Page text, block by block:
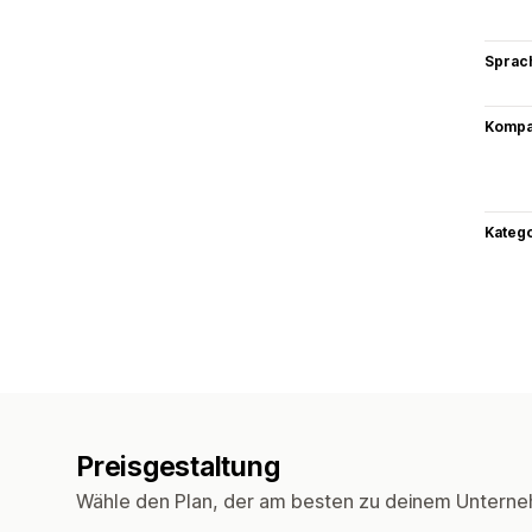
Preisgestaltung
Wähle den Plan, der am besten zu deinem